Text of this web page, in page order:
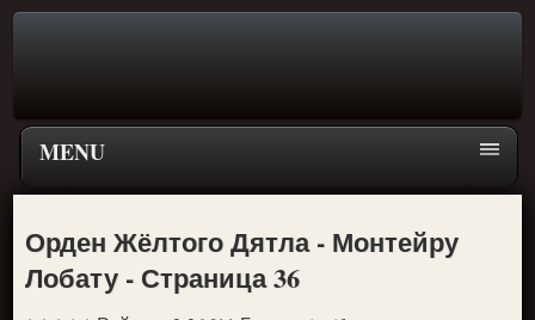
MENU
Главная страница
Поиск
ПЕРЕЙТИ К ГЛАВНОМУ МЕНЮ СКАЗОК
Орден Жёлтого Дятла - Монтейру
Лобату - Страница 36